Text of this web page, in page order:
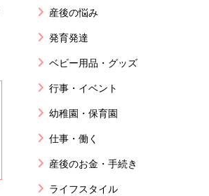
産後の悩み
発育発達
ベビー用品・グッズ
行事・イベント
幼稚園・保育園
仕事・働く
産後のお金・手続き
ライフスタイル